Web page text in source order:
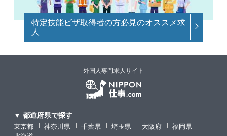
特定技能ビザ取得者の方必見のオススメ求
人
外国人専門求人サイト
▼ 都道府県で探す
東京都 神奈川県 千葉県 埼玉県 大阪府
福岡県